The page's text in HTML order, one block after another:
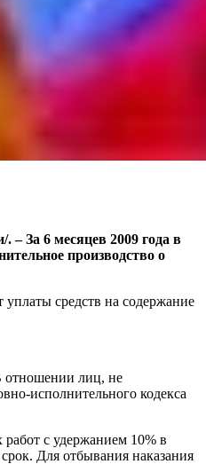
– За 6 месяцев 2009 года в
производство о
средств на содержание
отношении лиц, не
исполнительного кодекса
с удержанием 10% в
Для отбывания наказания